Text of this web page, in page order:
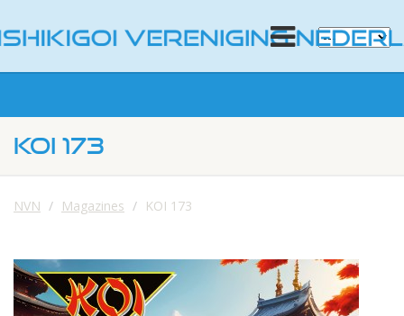
KOI 173
NVN Magazines KOI 173